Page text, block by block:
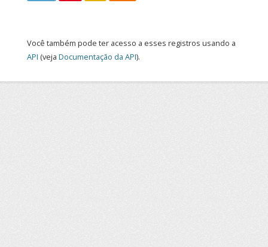
Você também pode ter acesso a esses registros usando a
API (veja Documentação da API).